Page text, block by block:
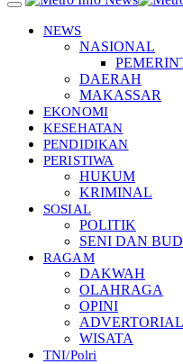
NEWS
NASIONAL
DAERAH
MAKASSAR
EKONOMI
KESEHATAN
PENDIDIKAN
PERISTIWA
HUKUM
KRIMINAL
SOSIAL
POLITIK
SENI DAN
RAGAM
DAKWAH
OLAHRAGA
OPINI
ADVERTORIAL
WISATA
TNI/Polri